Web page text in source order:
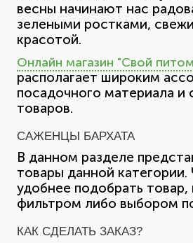
весны начинают нас
зелеными ростками,
красотой.
Онлайн магазин "Свой
располагает широким
посадочного материала и
товаров.
САЖЕНЦЫ БАРХАТА
В данном разделе
товары данной
удобнее подобрать товар,
фильтром либо выбором
КАК СДЕЛАТЬ ЗАКАЗ?